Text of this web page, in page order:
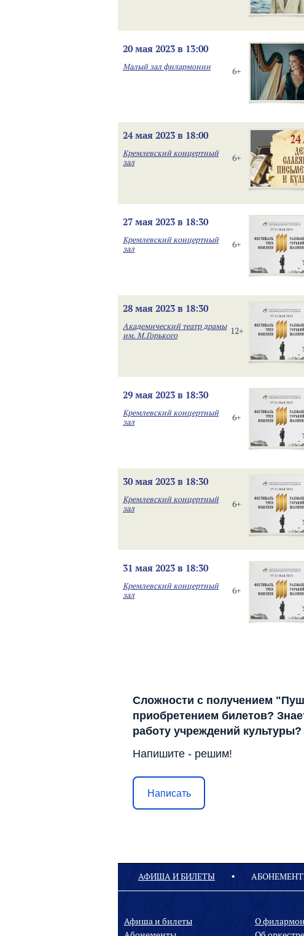
20 мая 2023 в 13:00
6+
Малый зал филармонии
24 мая 2023 в 18:00
6+
Кремлевский концертный
зал
27 мая 2023 в 18:30
6+
Кремлевский концертный
зал
28 мая 2023 в 18:30
12+
Академический театр драмы
им. М.Горького
29 мая 2023 в 18:30
6+
Кремлевский концертный
зал
30 мая 2023 в 18:30
6+
Кремлевский концертный
зал
31 мая 2023 в 18:30
6+
Кремлевский концертный
зал
Сложности с получением
приобретением билетов?
работу учреждений культуры?
Напишите - решим!
Написать
АФИША И БИЛЕТЫ
Афиша и билеты
О